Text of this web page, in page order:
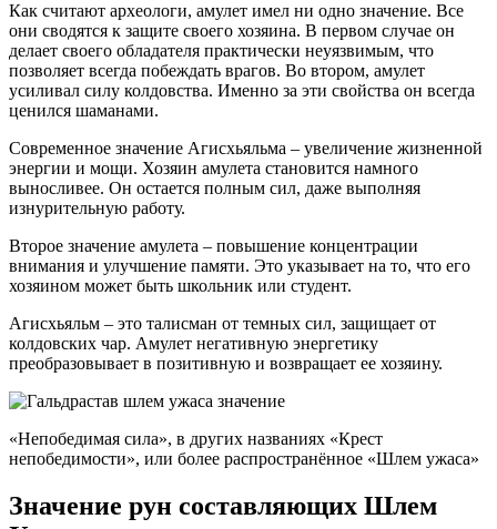
Как считают археологи, амулет имел ни одно значение. Все
они сводятся к защите своего хозяина. В первом случае он
делает своего обладателя практически неуязвимым, что
позволяет всегда побеждать врагов. Во втором, амулет
усиливал силу колдовства. Именно за эти свойства он всегда
ценился шаманами.
Современное значение Агисхьяльма – увеличение жизненной
энергии и мощи. Хозяин амулета становится намного
выносливее. Он остается полным сил, даже выполняя
изнурительную работу.
Второе значение амулета – повышение концентрации
внимания и улучшение памяти. Это указывает на то, что его
хозяином может быть школьник или студент.
Агисхьяльм – это талисман от темных сил, защищает от
колдовских чар. Амулет негативную энергетику
преобразовывает в позитивную и возвращает ее хозяину.
«Непобедимая сила», в других названиях «Крест
непобедимости», или более распространённое «Шлем ужаса»
Значение рун составляющих Шлем